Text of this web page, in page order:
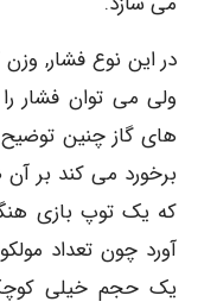
در این نوع فشار,
ولی می توان فشار
هاى گاز چنین
برخورد می کند بر
که یک توپ بازی
آورد چون تعداد
یک حجم خیلی